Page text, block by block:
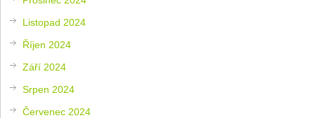
Listopad 2024
Říjen 2024
Září 2024
Srpen 2024
Červenec 2024